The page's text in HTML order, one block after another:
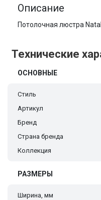
Описание
Потолочная люстра
Технические
ОСНОВНЫЕ
Стиль
Артикул
Бренд
Страна бренда
Коллекция
РАЗМЕРЫ
Ширина, мм